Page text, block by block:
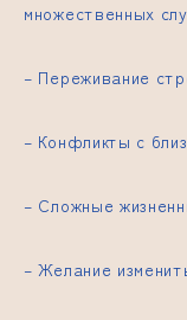
множественных
– Переживание
– Конфликты с
– Сложные
– Желание